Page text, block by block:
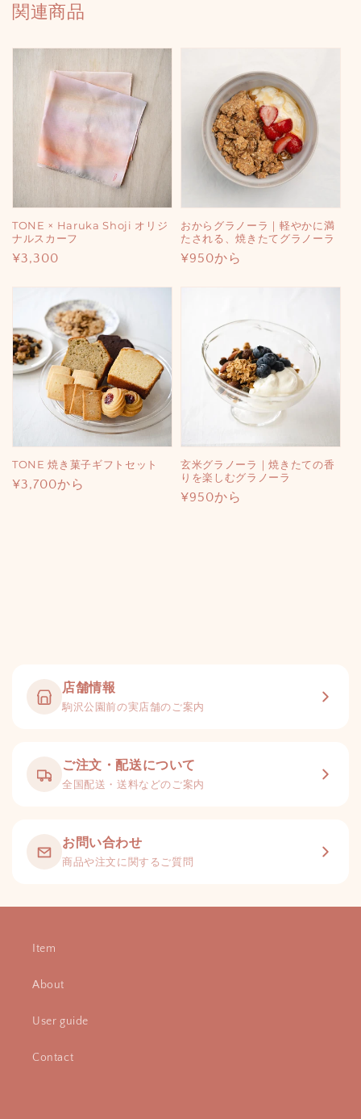
関連商品
TONE × Haruka Shoji オリジ
ナルスカーフ
通
¥3,300
おからグラノーラ｜軽やかに満
たされる、焼きたてグラノーラ
通
¥950から
TONE 焼き菓子ギフトセット
通
¥3,700から
玄米グラノーラ｜焼きたての香
りを楽しむグラノーラ
通
¥950から
店舗情報
駒沢公園前の実店舗のご案内
ご注文・配送について
全国配送・送料などのご案内
お問い合わせ
商品や注文に関するご質問
Item
About
User guide
Contact